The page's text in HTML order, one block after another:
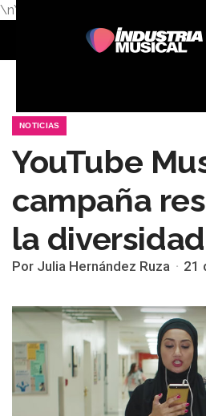
\n\n
NOTICIAS
YouTube
campaña
la diversidad
Por Julia Hernández Ruza 21